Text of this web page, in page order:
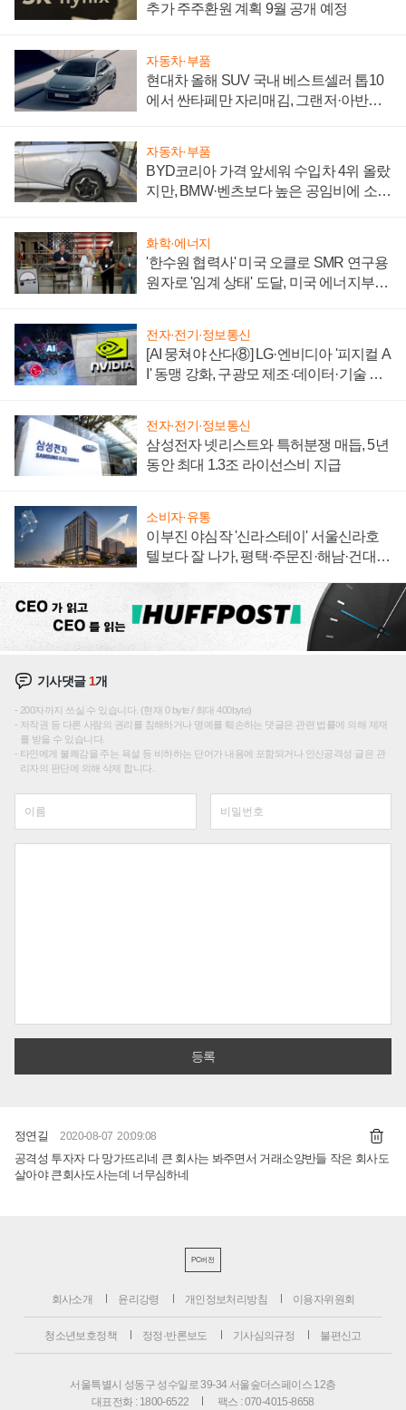
추가 주주환원 계획 9월 공개 예정
자동차·부품
현대차 올해 SUV 국내 베스트셀러 톱10
에서 싼타페만 자리매김, 그랜저·아반떼
자동차·부품
BYD코리아 가격 앞세워 수입차 4위 올랐
지만, BMW·벤츠보다 높은 공임비에 소비
화학·에너지
'한수원 협력사' 미국 오클로 SMR 연구용
원자로 '임계 상태' 도달, 미국 에너지부
전자·전기·정보통신
[AI 뭉쳐야 산다⑧] LG·엔비디아 '피지컬 A
I' 동맹 강화, 구광모 제조·데이터·기술 결
전자·전기·정보통신
삼성전자 넷리스트와 특허분쟁 매듭, 5년
동안 최대 1.3조 라이선스비 지급
소비자·유통
이부진 야심작 '신라스테이' 서울신라호
텔보다 잘 나가, 평택·주문진·해남·건대로
기사댓글 1개
200자까지 쓰실 수 있습니다. (현재 0 byte / 최대 400byte)
저작권 등 다른 사람의 권리를 침해하거나 명예를 훼손하는 댓글은 관련 법률에 의해 제재
를 받을 수 있습니다.
타인에게 불쾌감을 주는 욕설 등 비하하는 단어가 내용에 포함되거나 인신공격성 글은 관
리자의 판단에 의해 삭제 합니다.
정연길 2020-08-07 20:09:08
공격성 투자자 다 망가뜨리네 큰 회사는 봐주면서 거래소양반들 작은 회사도
살아야 큰회사도사는데 너무심하네
PC버전
회사소개 윤리강령 개인정보처리방침 이용자위원회
청소년보호정책 정정·반론보도 기사심의규정 불편신고
서울특별시 성동구 성수일로 39-34 서울숲더스페이스 12층
대표전화 : 1800-6522
팩스 : 070-4015-8658